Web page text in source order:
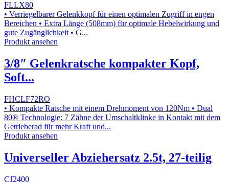
FLLX80
• Verriegelbarer Gelenkkopf für einen optimalen Zugriff in engen
Bereichen • Extra Länge (508mm) für optimale Hebelwirkung und
gute Zugänglichkeit • G...
Produkt ansehen
3/8″ Gelenkratsche kompakter Kopf,
Soft...
FHCLF72RO
• Kompakte Ratsche mit einem Drehmoment von 120Nm • Dual
80® Technologie: 7 Zähne der Umschaltklinke in Kontakt mit dem
Getrieberad für mehr Kraft und...
Produkt ansehen
Universeller Abziehersatz 2.5t, 27-teilig
CJ2400